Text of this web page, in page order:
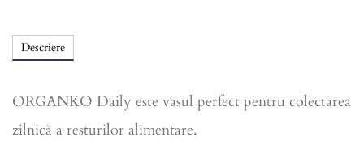
Descriere
ORGANKO Daily este vasul perfect pentru colectarea
zilnică a resturilor alimentare.